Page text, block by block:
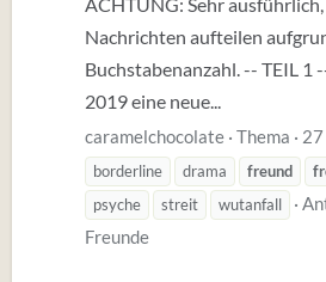
Nachrichten aufteilen
Buchstabenanzahl. -- TEIL 1
2019 eine neue...
caramelchocolate Thema
borderline
drama freund
psyche
streit wutanfall
Freunde